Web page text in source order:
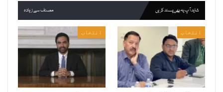
شاید آپ یہ بھی پسند کریں مصنف سے زیادہ
انتخاب انتخاب